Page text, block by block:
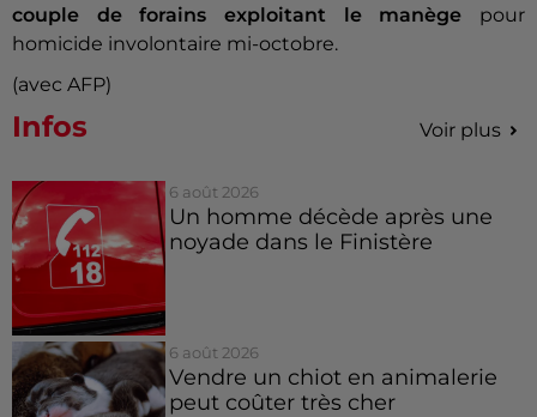
couple de forains exploitant le manège pour
homicide involontaire mi-octobre.
(avec AFP)
Infos Voir plus
6 août 2026
Un homme décède après une
noyade dans le Finistère
6 août 2026
Vendre un chiot en animalerie
peut coûter très cher